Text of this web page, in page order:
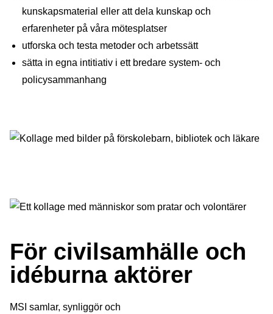
kunskapsmaterial eller att dela kunskap och
erfarenheter på våra mötesplatser
utforska och testa metoder och arbetssätt
sätta in egna intitiativ i ett bredare system- och
policysammanhang
För civilsamhälle och
idéburna aktörer
MSI samlar, synliggör och